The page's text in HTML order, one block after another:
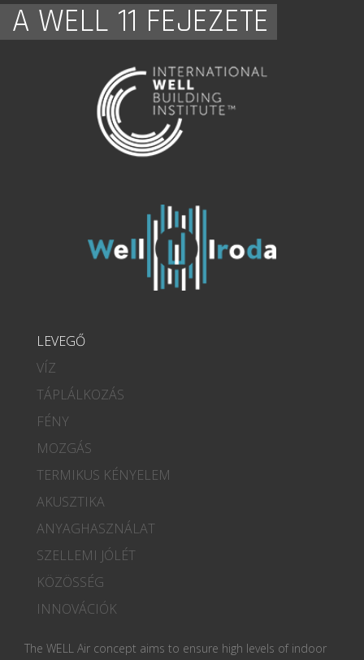
A WELL 11 FEJEZETE
LEVEGŐ
VÍZ
TÁPLÁLKOZÁS
FÉNY
MOZGÁS
TERMIKUS KÉNYELEM
AKUSZTIKA
ANYAGHASZNÁLAT
SZELLEMI JÓLÉT
KÖZÖSSÉG
INNOVÁCIÓK
The WELL Air concept aims to ensure high levels of indoor